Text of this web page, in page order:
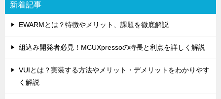
ン
新着記事
EWARMとは？特徴やメリット、課題を徹底解説
組込み開発者必見！MCUXpressoの特長と利点を詳しく解説
VUIとは？実装する方法やメリット・デメリットをわかりやす
く解説